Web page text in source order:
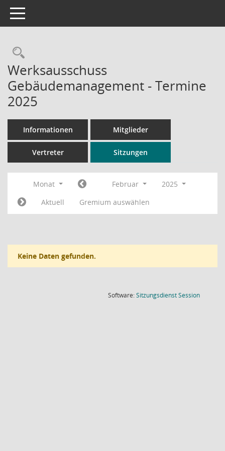
Toggle navigation
Rechercheauswahl
Werksausschuss
Gebäudemanagement - Termine
2025
Informationen Mitglieder
Vertreter Sitzungen
Monat Februar
2025
Aktuell
Gremium auswählen
Keine Daten gefunden.
Software:SitzungsdienstSession(Wird in